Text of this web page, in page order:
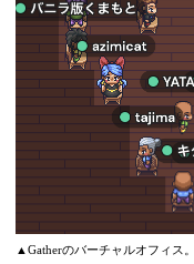
▲Gatherのバーチャルオフィス